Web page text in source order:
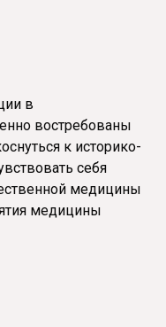
в
востребованы
к историко-
себя
медицины
медицины